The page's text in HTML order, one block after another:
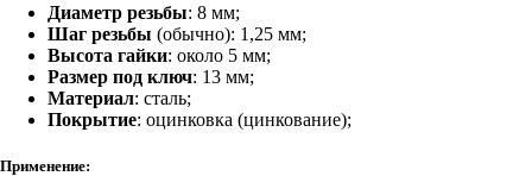
Диаметр резьбы: 8 мм;
Шаг резьбы (обычно): 1,25 мм;
Высота гайки: около 5 мм;
Размер под ключ: 13 мм;
Материал: сталь;
Покрытие: оцинковка (цинкование);
Применение: